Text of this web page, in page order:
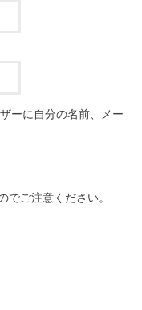
ーに自分の名前、メー
でご注意ください。